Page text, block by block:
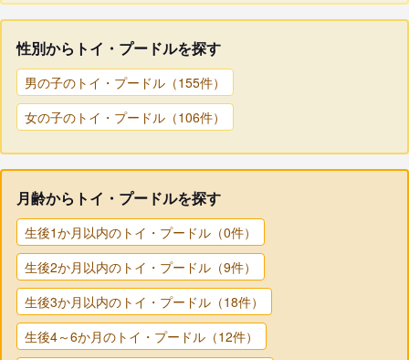
性別からトイ・プードルを探す
男の子のトイ・プードル（155件）
女の子のトイ・プードル（106件）
月齢からトイ・プードルを探す
生後1か月以内のトイ・プードル（0件）
生後2か月以内のトイ・プードル（9件）
生後3か月以内のトイ・プードル（18件）
生後4～6か月のトイ・プードル（12件）